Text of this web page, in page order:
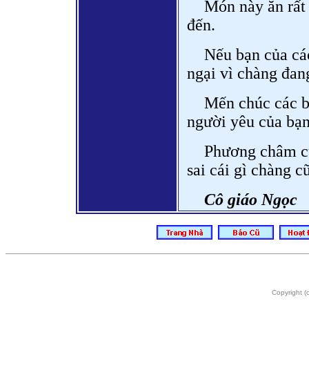
Món này ăn
đến.
Nếu bạn của
ngại vì chàng
Mến chúc các
người yêu của
Phương châm
sai cái gì chàng
Cô giáo Ngọc
Copyright